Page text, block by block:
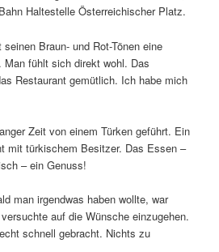
Haltestelle Österreichischer Platz.
Braun- und Rot-Tönen eine
Man fühlt sich direkt wohl. Das
Restaurant gemütlich. Ich habe mich
Zeit von einem Türken geführt. Ein
mit türkischem Besitzer. Das Essen –
– ein Genuss!
man irgendwas haben wollte, war
auf die Wünsche einzugehen.
schnell gebracht. Nichts zu